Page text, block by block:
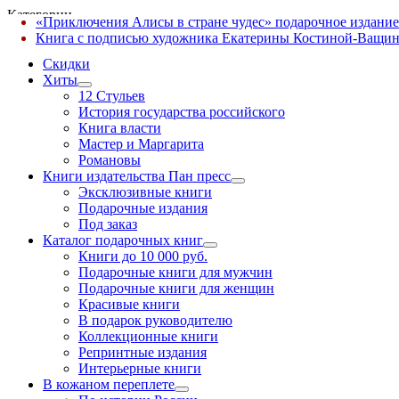
Категории
Скидки
Хиты
12 Стульев
История государства российского
Книга власти
Мастер и Маргарита
Романовы
Книги издательства Пан пресс
Эксклюзивные книги
Подарочные издания
Под заказ
Каталог подарочных книг
Книги до 10 000 руб.
Подарочные книги для мужчин
Подарочные книги для женщин
Красивые книги
В подарок руководителю
Коллекционные книги
Репринтные издания
Интерьерные книги
В кожаном переплете
«Приключения Алисы в стране чудес» подарочное издание
Книга с подписью художника Екатерины Костиной-